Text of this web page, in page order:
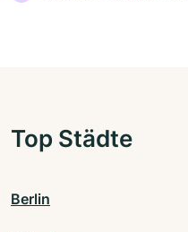
Top Städte
Berlin